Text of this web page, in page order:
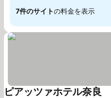
7件のサイトの料金を表示
ピアッツァホテル奈良